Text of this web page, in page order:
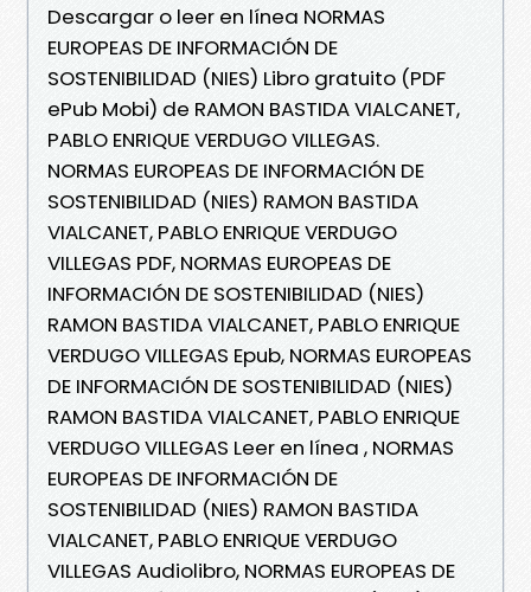
Descargar o leer en línea NORMAS
EUROPEAS DE INFORMACIÓN DE
SOSTENIBILIDAD (NIES) Libro gratuito (PDF
ePub Mobi) de RAMON BASTIDA VIALCANET,
PABLO ENRIQUE VERDUGO VILLEGAS.
NORMAS EUROPEAS DE INFORMACIÓN DE
SOSTENIBILIDAD (NIES) RAMON BASTIDA
VIALCANET, PABLO ENRIQUE VERDUGO
VILLEGAS PDF, NORMAS EUROPEAS DE
INFORMACIÓN DE SOSTENIBILIDAD (NIES)
RAMON BASTIDA VIALCANET, PABLO ENRIQUE
VERDUGO VILLEGAS Epub, NORMAS EUROPEAS
DE INFORMACIÓN DE SOSTENIBILIDAD (NIES)
RAMON BASTIDA VIALCANET, PABLO ENRIQUE
VERDUGO VILLEGAS Leer en línea , NORMAS
EUROPEAS DE INFORMACIÓN DE
SOSTENIBILIDAD (NIES) RAMON BASTIDA
VIALCANET, PABLO ENRIQUE VERDUGO
VILLEGAS Audiolibro, NORMAS EUROPEAS DE